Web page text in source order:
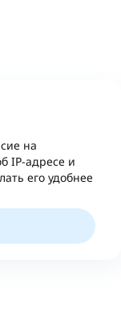
на
IP-адресе и
его удобнее